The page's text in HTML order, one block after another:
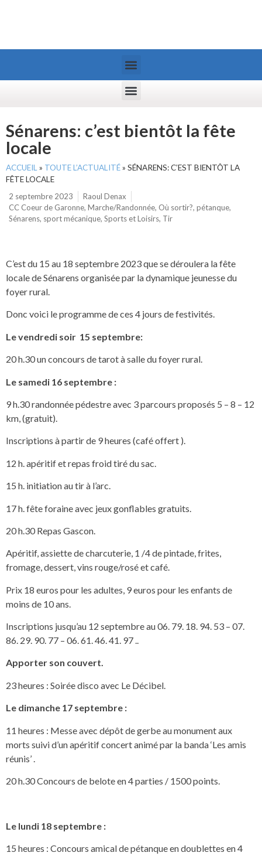
Sénarens: c’est bientôt la fête
locale
ACCUEIL » TOUTE L’ACTUALITÉ» SÉNARENS: C’EST BIENTÔT LA
FÊTE LOCALE
2 septembre 2023
Raoul Denax
CC Coeur de Garonne, Marche/Randonnée, Où sortir?, pétanque,
Sénarens, sport mécanique, Sports et Loisirs, Tir
C’est du 15 au 18 septembre 2023 que se déroulera la fête
locale de Sénarens organisée par la dynamique jeunesse du
foyer rural.
Donc voici le programme de ces 4 jours de festivités.
Le vendredi soir 15 septembre:
20 h.30 un concours de tarot à salle du foyer rural.
Le samedi 16 septembre :
9 h.30 randonnée pédestre avec 3 parcours proposés 5 – 8 – 12
km, (gratuit).
Inscriptions à partir de 9 heures (café offert ).
12 h. apéritif et repas froid tiré du sac.
15 h. initiation au tir à l’arc.
17 h. fête foraine avec jeux gonflables gratuits.
20 h.30 Repas Gascon.
Apéritif, assiette de charcuterie, 1 /4 de pintade, frites,
fromage, dessert, vins rouge/rosé et café.
Prix 18 euros pour les adultes, 9 euros pour les enfants de
moins de 10 ans.
Inscriptions jusqu’au 12 septembre au 06. 79. 18. 94. 53 – 07.
86. 29. 90. 77 – 06. 61. 46. 41. 97 ..
Apporter son couvert.
23 heures : Soirée disco avec Le Décibel.
Le dimanche 17 septembre :
11 heures : Messe avec dépôt de gerbe au monument aux
morts suivi d’un apéritif concert animé par la banda ‘Les amis
réunis’ .
20 h.30 Concours de belote en 4 parties / 1500 points.
Le lundi 18 septembre :
15 heures : Concours amical de pétanque en doublettes en 4